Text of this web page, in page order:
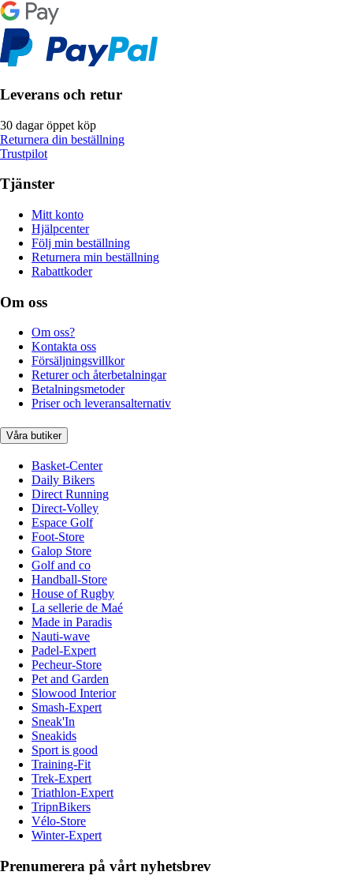
Leverans och retur
30 dagar öppet köp
Returnera din beställning
Trustpilot
Tjänster
Mitt konto
Hjälpcenter
Följ min beställning
Returnera min beställning
Rabattkoder
Om oss
Om oss?
Kontakta oss
Försäljningsvillkor
Returer och återbetalningar
Betalningsmetoder
Priser och leveransalternativ
Våra butiker
Basket-Center
Daily Bikers
Direct Running
Direct-Volley
Espace Golf
Foot-Store
Galop Store
Golf and co
Handball-Store
House of Rugby
La sellerie de Maé
Made in Paradis
Nauti-wave
Padel-Expert
Pecheur-Store
Pet and Garden
Slowood Interior
Smash-Expert
Sneak'In
Sneakids
Sport is good
Training-Fit
Trek-Expert
Triathlon-Expert
TripnBikers
Vélo-Store
Winter-Expert
Prenumerera på vårt nyhetsbrev